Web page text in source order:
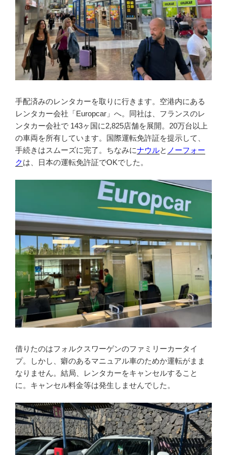
手配済みのレンタカーを取りに行きます。空港内にある
レンタカー会社「Europcar」へ。同社は、フランスのレ
ンタカー会社で 143ヶ国に2,825店舗を展開。20万台以上
の車両を所有しています。国際運転免許証を提示して、
手続きはスムーズに完了。ちなみにナウルと ノーフォー
クは、日本の運転免許証でOKでした。
借りたのはフォルクスワーゲンのファミリーカータイ
プ。しかし、癖のあるマニュアル車のためか運転がまま
なりません。結局、レンタカーをキャンセルすること
に。キャンセル料金等は発生しませんでした。